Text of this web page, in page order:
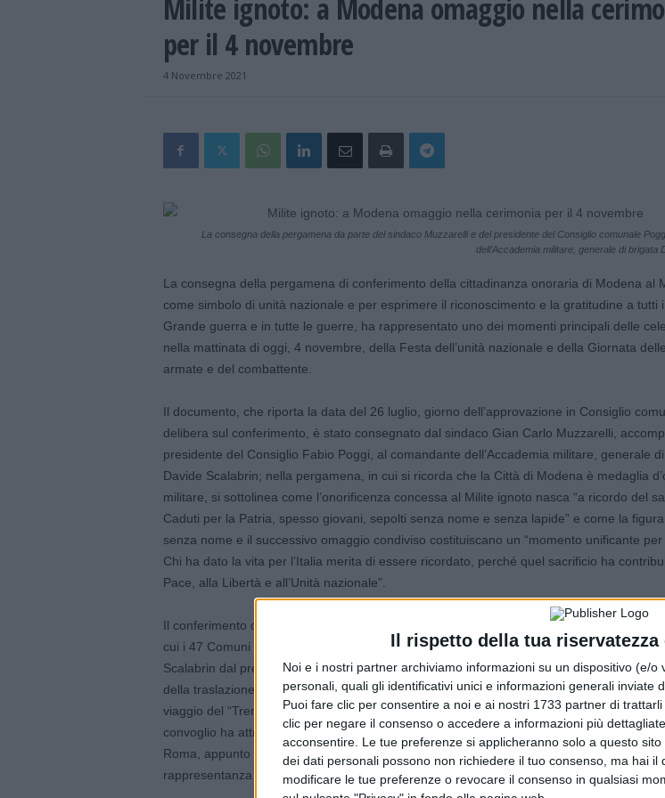
Il rispetto della tua
Noi e i nostri partner archiviamo informazioni su un dispositivo (e/
personali, quali gli identificativi unici e informazioni generali inviate
Puoi fare clic per consentire a noi e ai nostri 1733 partner di
clic per negare il consenso o accedere a informazioni più
acconsentire. Le tue preferenze si applicheranno solo a questo
dei dati personali possono non richiedere il tuo consenso, ma hai
modificare le tue preferenze o revocare il consenso in qualsiasi
Milite ignoto: a Modena omaggio nella
per il 4 novembre
4 Novembre 2021
La consegna della pergamena da parte del sindaco Muzzarelli e del presidente del Consiglio comunale
dell’Accademia militare, generale di brigata
La consegna della pergamena di conferimento della cittadinanza onoraria di Modena al
come simbolo di unità nazionale e per esprimere il riconoscimento e la gratitudine a tutti
Grande guerra e in tutte le guerre, ha rappresentato uno dei momenti principali delle
nella mattinata di oggi, 4 novembre, della Festa dell’unità nazionale e della Giornata
armate e del combattente.
Il documento, che riporta la data del 26 luglio, giorno dell’approvazione in Consiglio
delibera sul conferimento, è stato consegnato dal sindaco Gian Carlo Muzzarelli,
presidente del Consiglio Fabio Poggi, al comandante dell’Accademia militare, generale
Davide Scalabrin; nella pergamena, in cui si ricorda che la Città di Modena è medaglia
militare, si sottolinea come l’onorificenza concessa al Milite ignoto nasca “a ricordo del
Caduti per la Patria, spesso giovani, sepolti senza nome e senza lapide” e come la
senza nome e il successivo omaggio condiviso costituiscano un “momento unificante per
Chi ha dato la vita per l’Italia merita di essere ricordato, perché quel sacrificio ha
Pace, alla Libertà e all’Unità nazionale”.
Il conferimento della cittadinanza onoraria al Milite ignoto, deliberata da numerosi
cui i 47 Comuni modenesi come riportato in un’ulteriore pergamena consegnata al
Scalabrin dal presidente della Provincia Gian Domenico Tomei, è arrivata nell’anno del
della traslazione e della tumulazione della salma senza nome all’Altare della patria e a
viaggio del “Treno della memoria”: a distanza di un secolo, infatti, nei giorni scorsi uno
convoglio ha attraversato l’Italia ripercorrendo le tappe del 1921, quando da Aquileia
Roma, appunto nella giornata del 4 novembre, le spoglie prescelte di uno sconosciuto, in
rappresentanza di tutti, vittima del primo conflitto mondiale.